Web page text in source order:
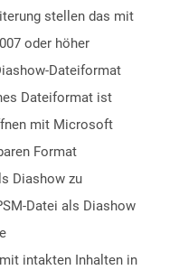
stellen das mit
oder höher
Dateiformat
Dateiformat ist
mit Microsoft
Format
Diashow zu
Datei als Diashow
intakten Inhalten in